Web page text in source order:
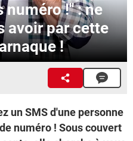
numéro !" : ne
avoir par cette
!
un SMS d'une personne
numéro ! Sous couvert